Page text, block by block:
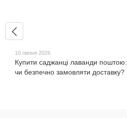
10 липня 2026
Купити саджанці лаванди поштою:
чи безпечно замовляти доставку?